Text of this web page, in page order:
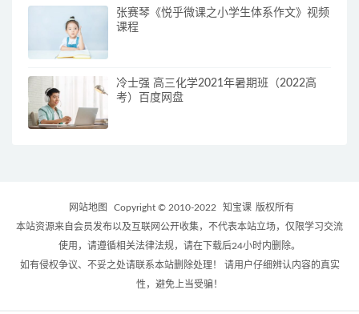
张赛琴《悦乎微课之小学生体系作文》视频
课程
冷士强 高三化学2021年暑期班（2022高
考）百度网盘
网站地图 Copyright © 2010-2022 知宝课 版权所有
本站资源来自会员发布以及互联网公开收集，不代表本站立场，仅限学习交流
使用，请遵循相关法律法规，请在下载后24小时内删除。
如有侵权争议、不妥之处请联系本站删除处理！ 请用户仔细辨认内容的真实
性，避免上当受骗！